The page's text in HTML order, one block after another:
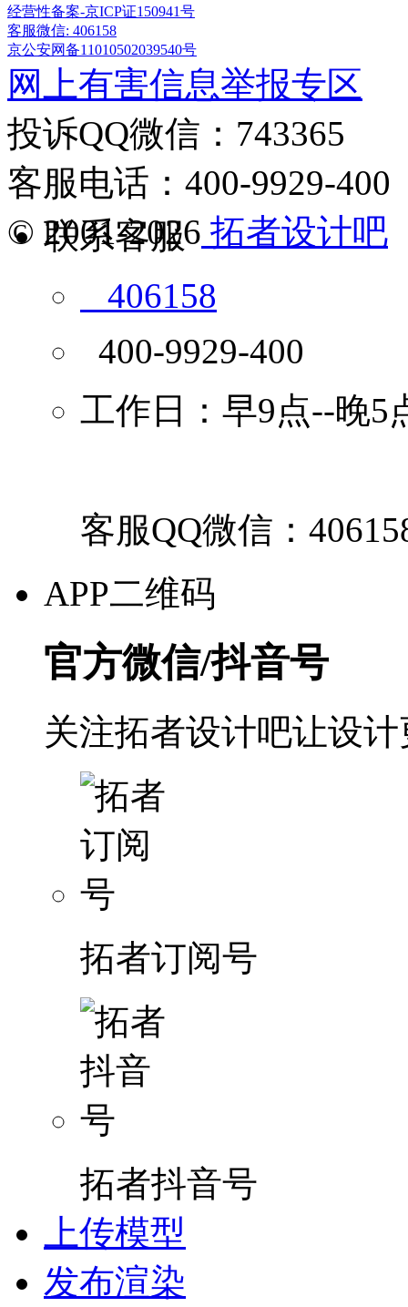
经营性备案-京ICP证150941号
客服微信: 406158
京公安网备11010502039540号
网上有害信息举报专区
投诉QQ微信：743365
客服电话：400-9929-400
© 2001-2026 拓者设计吧
联系客服
406158
400-9929-400
工作日：早9点--晚5
客服QQ微信：
APP二维码
官方微信/抖音号
关注拓者设计吧让设
拓者订阅号
拓者抖音号
上传模型
发布渲染